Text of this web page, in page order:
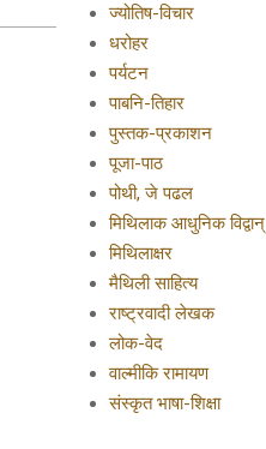
ज्योतिष-विचार
धरोहर
पर्यटन
पाबनि-तिहार
पुस्तक-प्रकाशन
पूजा-पाठ
पोथी, जे पढल
मिथिलाक आधुनिक विद्वान्
मिथिलाक्षर
मैथिली साहित्य
राष्ट्रवादी लेखक
लोक-वेद
वाल्मीकि रामायण
संस्कृत भाषा-शिक्षा